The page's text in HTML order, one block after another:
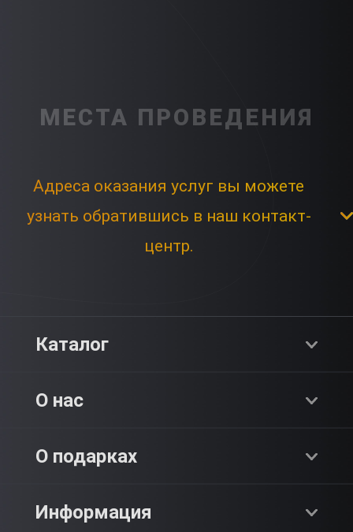
МЕСТА ПРОВЕДЕНИЯ
Адреса оказания услуг вы можете
узнать обратившись в наш контакт-
центр.
Каталог
О нас
О компании
О подарках
Как это работает?
Информация